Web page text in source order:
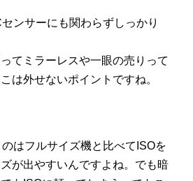
ンサーにも関わらずしっかり
てミラーレスや一眼の売りって
は外せないポイントですね。
はフルサイズ機と比べてISOを
が出やすいんですよね。でも暗